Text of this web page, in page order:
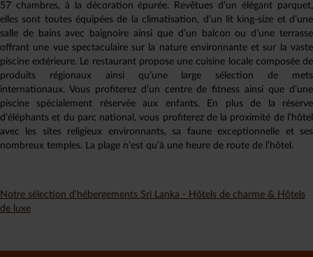
57 chambres, à la décoration épurée. Revêtues d’un élégant parquet,
elles sont toutes équipées de la climatisation, d’un lit king-size et d’une
salle de bains avec baignoire ainsi que d’un balcon ou d’une terrasse
offrant une vue spectaculaire sur la nature environnante et sur la vaste
piscine extérieure. Le restaurant propose une cuisine locale composée de
produits régionaux ainsi qu’une large sélection de mets
internationaux. Vous profiterez d’un centre de fitness ainsi que d’une
piscine spécialement réservée aux enfants. En plus de la réserve
d’éléphants et du parc national, vous profiterez de la proximité de l’hôtel
avec les sites religieux environnants, sa faune exceptionnelle et ses
nombreux temples. La plage n’est qu’à une heure de route de l’hôtel.
Notre sélection d'hébergements Sri Lanka - Hôtels de charme & Hôtels
de luxe